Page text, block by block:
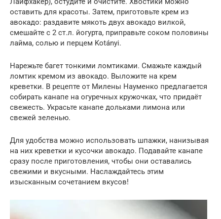
оставить для красоты. Затем, приготовьте крем из
авокадо: раздавите мякоть двух авокадо вилкой,
смешайте с 2 ст.л. йогурта, приправьте соком половины
лайма, солью и перцем Kotányi.
Нарежьте багет тонкими ломтиками. Смажьте каждый
ломтик кремом из авокадо. Выложите на крем
креветки. В рецепте от Милены Науменко предлагается
собирать канапе на огуречных кружочках, что придаёт
свежесть. Украсьте канапе дольками лимона или
свежей зеленью.
Для удобства можно использовать шпажки, нанизывая
на них креветки и кусочки авокадо. Подавайте канапе
сразу после приготовления, чтобы они оставались
свежими и вкусными. Наслаждайтесь этим
изысканным сочетанием вкусов!